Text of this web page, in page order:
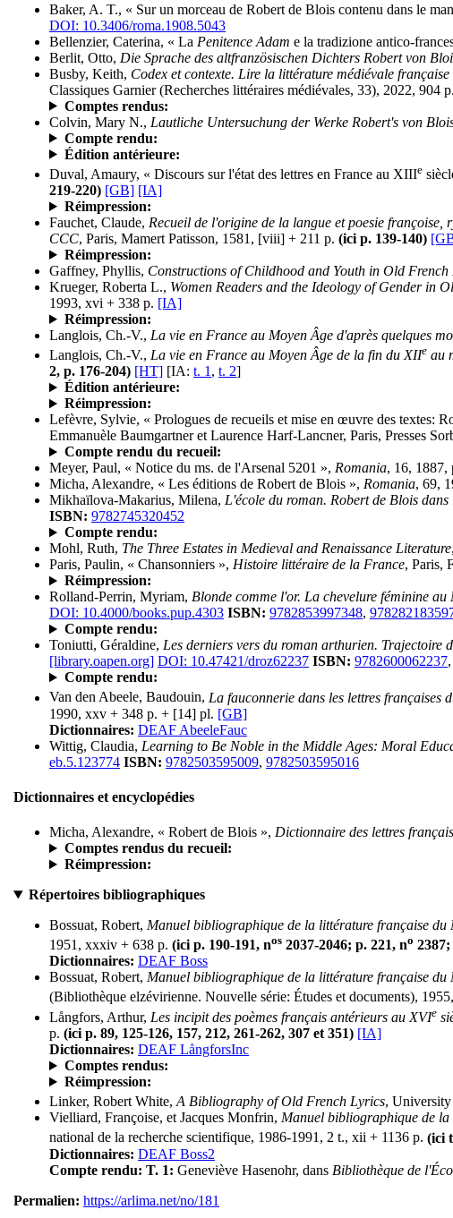
Baker, A. T., « Sur un morceau de Robert de Blois contenu dans le
DOI: 10.3406/roma.1908.5043
Bellenzier, Caterina, « La Penitence Adam e la tradizione antico-
Berlit, Otto, Die Sprache des altfranzösischen Dichters Robert von
Busby, Keith, Codex et contexte. Lire la littérature médiévale
Classiques Garnier (Recherches littéraires médiévales, 33), 2022, 904 p.
Comptes rendus:
Colvin, Mary N., Lautliche Untersuchung der Werke Robert's von
Compte rendu:
Édition antérieure:
Duval, Amaury, « Discours sur l'état des lettres en France au XIIIe
219-220) [GB] [IA]
Réimpression:
Fauchet, Claude, Recueil de l'origine de la langue et poesie françoise,
CCC, Paris, Mamert Patisson, 1581, [viii] + 211 p. (ici p. 139-140)
Réimpression:
Gaffney, Phyllis, Constructions of Childhood and Youth in Old
Krueger, Roberta L., Women Readers and the Ideology of Gender in
1993, xvi + 338 p. [IA]
Réimpression:
Langlois, Ch.-V., La vie en France au Moyen Âge d'après quelques
Langlois, Ch.-V., La vie en France au Moyen Âge de la fin du XIIe au
2, p. 176-204) [HT] [IA: t. 1 , t. 2]
Édition antérieure:
Réimpression:
Lefèvre, Sylvie, « Prologues de recueils et mise en œuvre des textes:
Emmanuèle Baumgartner et Laurence Harf-Lancner, Paris, Presses
Compte rendu du recueil:
Meyer, Paul, « Notice du ms. de l'Arsenal 5201 », Romania, 16, 1887,
Micha, Alexandre, « Les éditions de Robert de Blois », Romania, 69,
Mikhaïlova-Makarius, Milena, L'école du roman. Robert de Blois
ISBN: 9782745320452
Compte rendu:
Mohl, Ruth, The Three Estates in Medieval and Renaissance Literature
Paris, Paulin, « Chansonniers », Histoire littéraire de la France, Paris,
Réimpression:
Rolland-Perrin, Myriam, Blonde comme l'or. La chevelure féminine au
DOI: 10.4000/books.pup.4303 ISBN: 9782853997348,
Compte rendu:
Toniutti, Géraldine, Les derniers vers du roman arthurien. Trajectoire
[library.oapen.org] DOI: 10.47421/droz62237 ISBN: 9782600062237,
Compte rendu:
Van den Abeele, Baudouin, La fauconnerie dans les lettres françaises
1990, xxv + 348 p. + [14] pl. [GB]
Dictionnaires: DEAF AbeeleFauc
Wittig, Claudia, Learning to Be Noble in the Middle Ages: Moral
eb.5.123774 ISBN: 9782503595009, 9782503595016
Dictionnaires et encyclopédies
Micha, Alexandre, « Robert de Blois », Dictionnaire des lettres
Comptes rendus du recueil:
Réimpression:
Répertoires bibliographiques
Bossuat, Robert, Manuel bibliographique de la littérature française du
1951, xxxiv + 638 p. (ici p. 190-191, nos 2037-2046; p. 221, no
Dictionnaires: DEAF Boss
Bossuat, Robert, Manuel bibliographique de la littérature française du
(Bibliothèque elzévirienne. Nouvelle série: Études et documents),
Långfors, Arthur, Les incipit des poèmes français antérieurs au XVIe
p. (ici p. 89, 125-126, 157, 212, 261-262, 307 et 351) [IA]
Dictionnaires: DEAF LångforsInc
Comptes rendus:
Réimpression:
Linker, Robert White,A Bibliography of Old French Lyrics,
Vielliard, Françoise, et Jacques Monfrin, Manuel bibliographique de la
national de la recherche scientifique, 1986-1991, 2 t., xii + 1136 p. (ici
Dictionnaires: DEAF Boss2
Compte rendu: T. 1: Geneviève Hasenohr, dans Bibliothèque de
Permalien: https://arlima.net/no/181